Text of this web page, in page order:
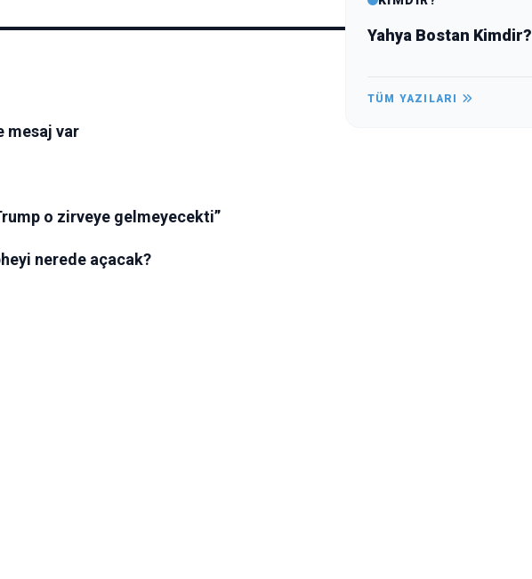
mesaj var
o zirveye gelmeyecekti”
nerede açacak?
Yahya Bostan Kimdir?
TÜM YAZILARI